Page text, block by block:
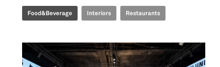
Food&Beverage Interiors Restaurants